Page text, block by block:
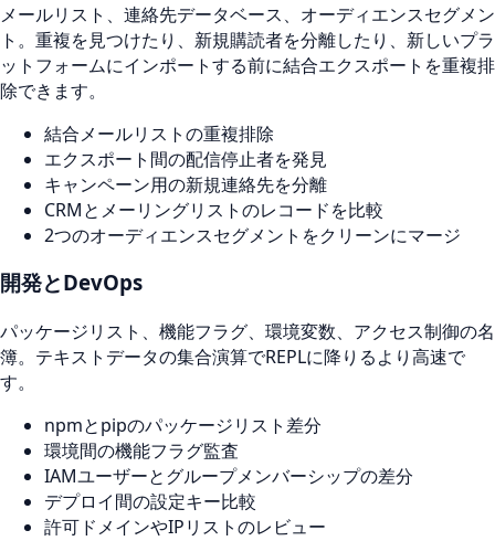
メールリスト、連絡先データベース、オーディエンスセグメン
ト。重複を見つけたり、新規購読者を分離したり、新しいプラ
ットフォームにインポートする前に結合エクスポートを重複排
除できます。
結合メールリストの重複排除
エクスポート間の配信停止者を発見
キャンペーン用の新規連絡先を分離
CRMとメーリングリストのレコードを比較
2つのオーディエンスセグメントをクリーンにマージ
開発とDevOps
パッケージリスト、機能フラグ、環境変数、アクセス制御の名
簿。テキストデータの集合演算でREPLに降りるより高速で
す。
npmとpipのパッケージリスト差分
環境間の機能フラグ監査
IAMユーザーとグループメンバーシップの差分
デプロイ間の設定キー比較
許可ドメインやIPリストのレビュー